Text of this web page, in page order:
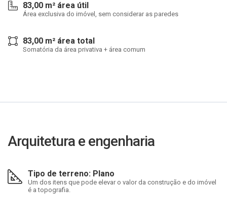
83,00 m² área útil
Área exclusiva do imóvel, sem considerar as paredes
83,00 m² área total
Somatória da área privativa + área comum
Arquitetura e engenharia
Tipo de terreno: Plano
Um dos itens que pode elevar o valor da construção e do imóvel
é a topografia.